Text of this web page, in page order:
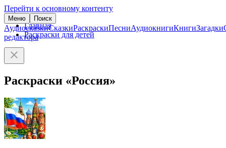
Перейти к основному контенту
Меню Поиск
АудиосказкиСказкиРаскраскиПесниАудиокнигиКнигиЗагадки
редактора
Главная
Раскраски для детей
Раскраски «Россия»